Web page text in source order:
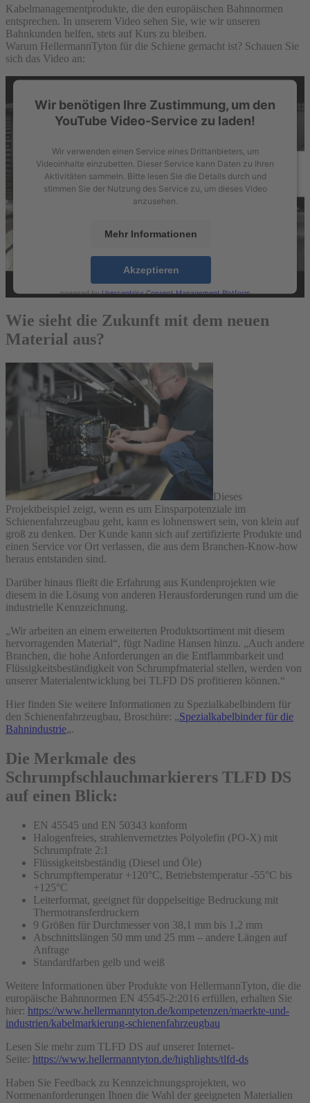
Kabelmanagementprodukte, die den europäischen Bahnnormen
entsprechen. In unserem Video sehen Sie, wie wir unseren
Bahnkunden helfen, stets auf Kurs zu bleiben.
Warum HellermannTyton für die Schiene gemacht ist? Schauen Sie
sich das Video an:
Wir benötigen Ihre Zustimmung, um den
YouTube Video-Service zu laden!
Wir verwenden einen Service eines Drittanbieters, um
Videoinhalte einzubetten. Dieser Service kann Daten zu Ihren
Aktivitäten sammeln. Bitte lesen Sie die Details durch und
stimmen Sie der Nutzung des Service zu, um dieses Video
anzusehen.
Mehr Informationen
Akzeptieren
powered byUsercentrics Consent Management Platform
Wie sieht die Zukunft mit dem neuen
Material aus?
Dieses
Projektbeispiel zeigt, wenn es um Einsparpotenziale im
Schienenfahrzeugbau geht, kann es lohnenswert sein, von klein auf
groß zu denken. Der Kunde kann sich auf zertifizierte Produkte und
einen Service vor Ort verlassen, die aus dem Branchen-Know-how
heraus entstanden sind.
Darüber hinaus fließt die Erfahrung aus Kundenprojekten wie
diesem in die Lösung von anderen Herausforderungen rund um die
industrielle Kennzeichnung.
„Wir arbeiten an einem erweiterten Produktsortiment mit diesem
hervorragenden Material“, fügt Nadine Hansen hinzu. „Auch andere
Branchen, die hohe Anforderungen an die Entflammbarkeit und
Flüssigkeitsbeständigkeit von Schrumpfmaterial stellen, werden von
unserer Materialentwicklung bei TLFD DS profitieren können.“
Hier finden Sie weitere Informationen zu Spezialkabelbindern für
den Schienenfahrzeugbau, Broschüre: „Spezialkabelbinder für die
Bahnindustrie„.
Die Merkmale des
Schrumpfschlauchmarkierers TLFD DS
auf einen Blick:
EN 45545 und EN 50343 konform
Halogenfreies, strahlenvernetztes Polyolefin (PO-X) mit
Schrumpfrate 2:1
Flüssigkeitsbeständig (Diesel und Öle)
Schrumpftemperatur +120°C, Betriebstemperatur -55°C bis
+125°C
Leiterformat, geeignet für doppelseitige Bedruckung mit
Thermotransferdruckern
9 Größen für Durchmesser von 38,1 mm bis 1,2 mm
Abschnittslängen 50 mm und 25 mm – andere Längen auf
Anfrage
Standardfarben gelb und weiß
Weitere Informationen über Produkte von HellermannTyton, die die
europäische Bahnnormen EN 45545-2:2016 erfüllen, erhalten Sie
hier: https://www.hellermanntyton.de/kompetenzen/maerkte-und-
industrien/kabelmarkierung-schienenfahrzeugbau
Lesen Sie mehr zum TLFD DS auf unserer Internet-
Seite: https://www.hellermanntyton.de/highlights/tlfd-ds
Haben Sie Feedback zu Kennzeichnungsprojekten, wo
Normenanforderungen Ihnen die Wahl der geeigneten Materialien